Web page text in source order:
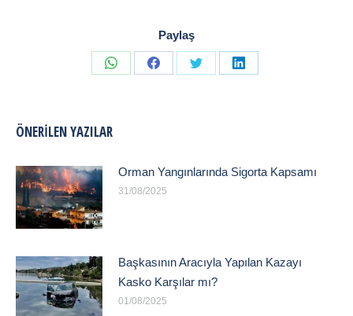
Paylaş
Share
Share
Share
Share
ÖNERILEN YAZILAR
Orman Yangınlarında Sigorta Kapsamı
31/08/2025
Başkasının Aracıyla Yapılan Kazayı
Kasko Karşılar mı?
01/08/2025